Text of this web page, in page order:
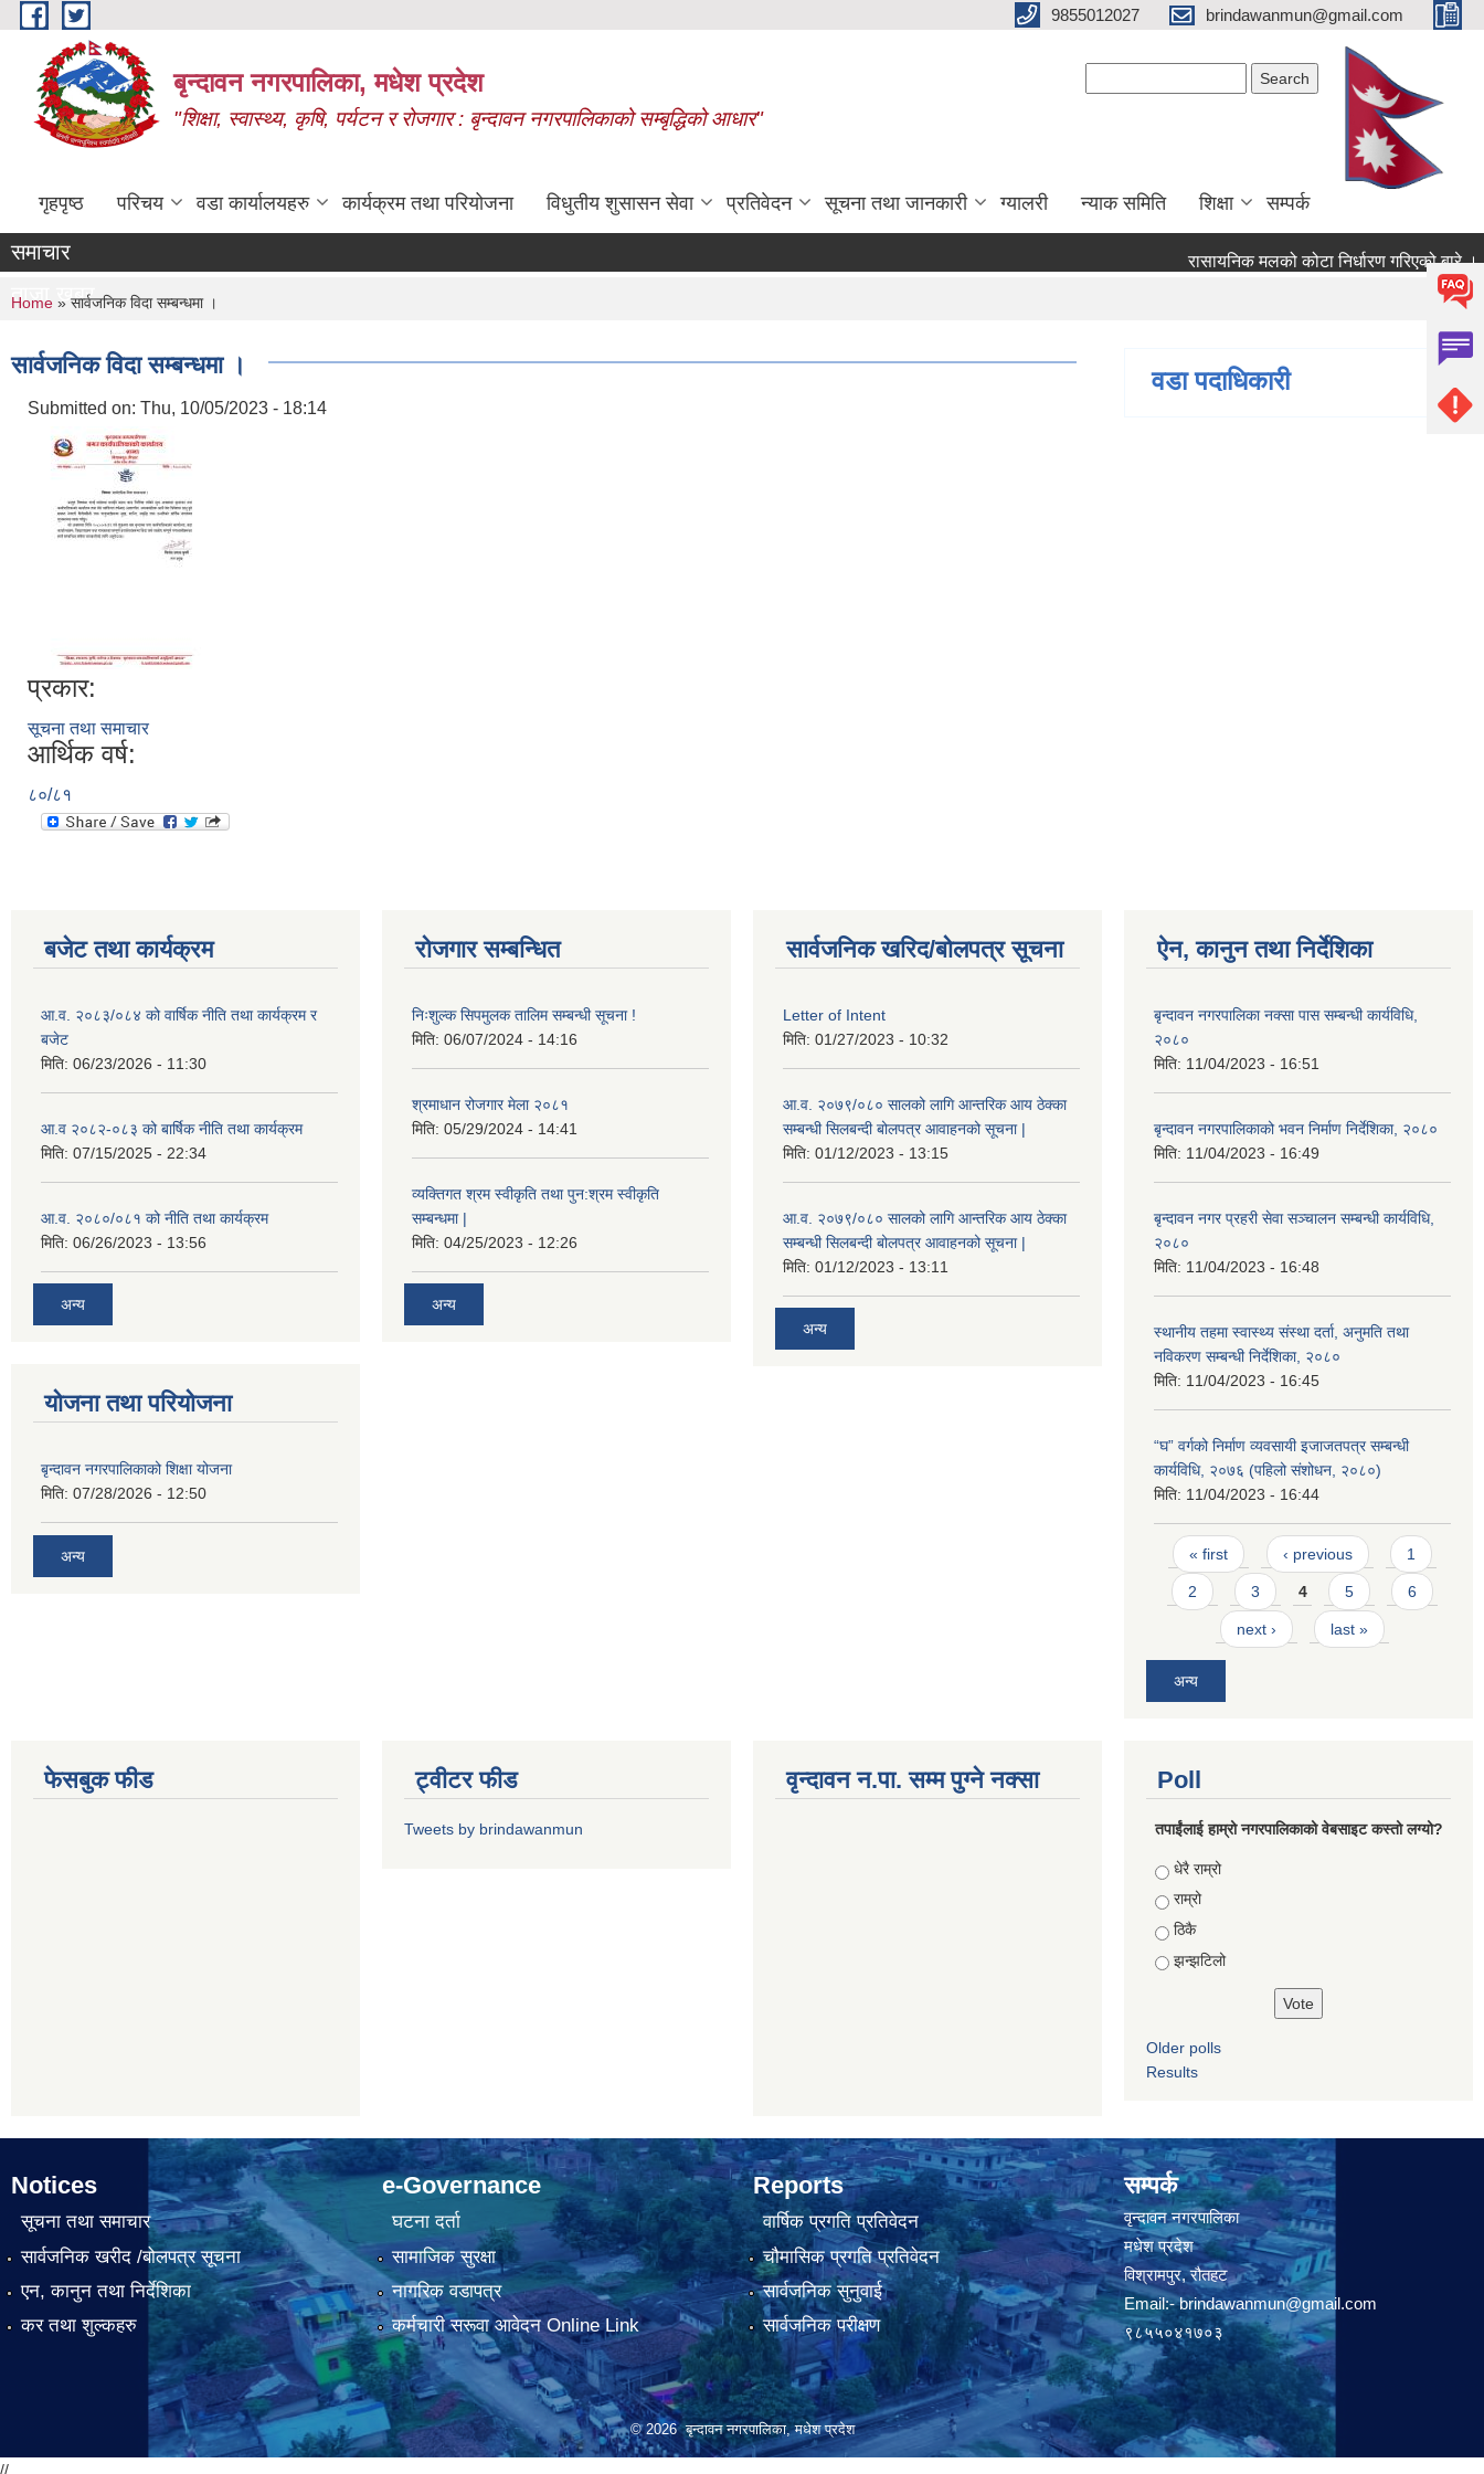
Skip to main content 9855012027 brindawanmun@gmail.com
बृन्दावन नगरपालिका, मधेश प्रदेश
"शिक्षा, स्वास्थ्य, कृषि, पर्यटन र रोजगार : बृन्दावन नगरपालिकाको सम्बृद्धिको आधार"
गृहपृष्ठ परिचय वडा कार्यालयहरु कार्यक्रम तथा परियोजना विधुतीय शुसासन सेवा प्रतिवेदन सूचना तथा जानकारी ग्यालरी न्याक समिति शिक्षा सम्पर्क
समाचार रासायनिक मलको कोटा निर्धारण गरिएको बारे ।
ताजा खबर
You are here
Home » सार्वजनिक विदा सम्बन्धमा ।
सार्वजनिक विदा सम्बन्धमा ।
Submitted on: Thu, 10/05/2023 - 18:14
प्रकार:
सूचना तथा समाचार
आर्थिक वर्ष:
८०/८१
वडा पदाधिकारी
बजेट तथा कार्यक्रम
आ.व. २०८३/०८४ को वार्षिक नीति तथा कार्यक्रम र
बजेट
मिति: 06/23/2026 - 11:30
आ.व २०८२-०८३ को बार्षिक नीति तथा कार्यक्रम
मिति: 07/15/2025 - 22:34
आ.व. २०८०/०८१ को नीति तथा कार्यक्रम
मिति: 06/26/2023 - 13:56
अन्य
योजना तथा परियोजना
बृन्दावन नगरपालिकाको शिक्षा योजना
मिति: 07/28/2026 - 12:50
अन्य
रोजगार सम्बन्धित
निःशुल्क सिपमुलक तालिम सम्बन्धी सूचना !
मिति: 06/07/2024 - 14:16
श्रमाधान रोजगार मेला २०८१
मिति: 05/29/2024 - 14:41
व्यक्तिगत श्रम स्वीकृति तथा पुन:श्रम स्वीकृति
सम्बन्धमा |
मिति: 04/25/2023 - 12:26
अन्य
सार्वजनिक खरिद/बोलपत्र सूचना
Letter of Intent
मिति: 01/27/2023 - 10:32
आ.व. २०७९/०८० सालको लागि आन्तरिक आय ठेक्का
सम्बन्धी सिलबन्दी बोलपत्र आवाहनको सूचना |
मिति: 01/12/2023 - 13:15
आ.व. २०७९/०८० सालको लागि आन्तरिक आय ठेक्का
सम्बन्धी सिलबन्दी बोलपत्र आवाहनको सूचना |
मिति: 01/12/2023 - 13:11
अन्य
ऐन, कानुन तथा निर्देशिका
बृन्दावन नगरपालिका नक्सा पास सम्बन्धी कार्यविधि,
२०८०
मिति: 11/04/2023 - 16:51
बृन्दावन नगरपालिकाको भवन निर्माण निर्देशिका, २०८०
मिति: 11/04/2023 - 16:49
बृन्दावन नगर प्रहरी सेवा सञ्चालन सम्बन्धी कार्यविधि,
२०८०
मिति: 11/04/2023 - 16:48
स्थानीय तहमा स्वास्थ्य संस्था दर्ता, अनुमति तथा
नविकरण सम्बन्धी निर्देशिका, २०८०
मिति: 11/04/2023 - 16:45
“घ” वर्गको निर्माण व्यवसायी इजाजतपत्र सम्बन्धी
कार्यविधि, २०७६ (पहिलो संशोधन, २०८०)
मिति: 11/04/2023 - 16:44
Pages
« first ‹ previous 1
2 3 4 5 6
next › last »
अन्य
फेसबुक फीड ट्वीटर फीड
Tweets by brindawanmun
वृन्दावन न.पा. सम्म पुग्ने नक्सा Poll
तपाईंलाई हाम्रो नगरपालिकाको वेबसाइट कस्तो लग्यो?
Choices
धेरै राम्रो
राम्रो
ठिकै
झन्झटिलो
Older polls
Results
Notices
सूचना तथा समाचार
सार्वजनिक खरीद /बोलपत्र सूचना
एन, कानुन तथा निर्देशिका
कर तथा शुल्कहरु
e-Governance
घटना दर्ता
सामाजिक सुरक्षा
नागरिक वडापत्र
कर्मचारी सरूवा आवेदन Online Link
Reports
वार्षिक प्रगति प्रतिवेदन
चौमासिक प्रगति प्रतिवेदन
सार्वजनिक सुनुवाई
सार्वजनिक परीक्षण
सम्पर्क
वृन्दावन नगरपालिका
मधेश प्रदेश
विश्रामपुर, रौतहट
Email:-brindawanmun@gmail.com
९८५५०४१७०३
© 2026 बृन्दावन नगरपालिका, मधेश प्रदेश
//